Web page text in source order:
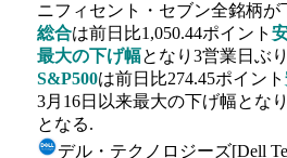
ニフィセント・セブン全銘柄
総合は前日比1,050.44ポイント
最大の下げ幅となり3営業日ぶ
S&P500は前日比274.45ポイント
3月16日以来最大の下げ幅とな
となる.
デル・テクノロジーズ[Dell